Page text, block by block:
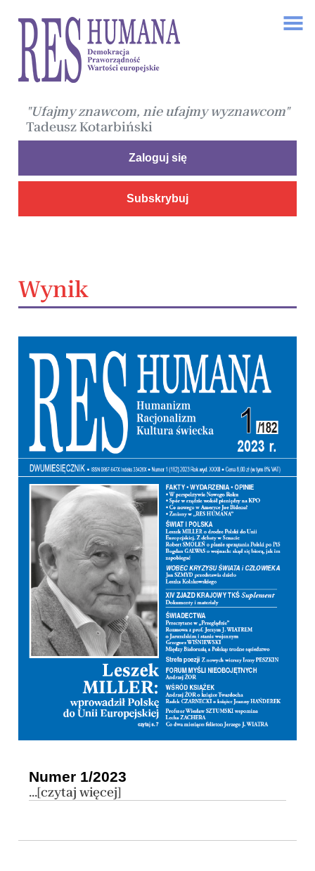
"Ufajmy znawcom, nie ufajmy wyznawcom"
Tadeusz Kotarbiński
Zaloguj się
Subskrybuj
Wynik
Numer 1/2023
...[czytaj więcej]